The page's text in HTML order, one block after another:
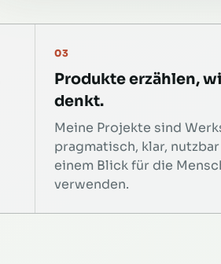
03
Produkte erzählen,
denkt.
Meine Projekte sind
pragmatisch, klar,
einem Blick für die
verwenden.